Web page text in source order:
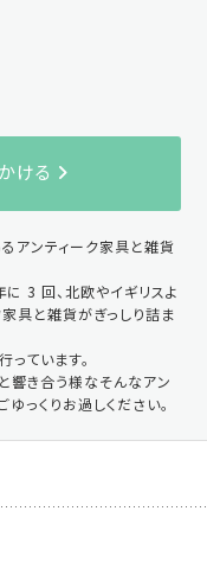
ける
アンティーク家具と雑貨
3 回、北欧やイギリスよ
具と雑貨がぎっしり詰ま
ています。
響き合う様なそんなアン
っくりお過しください。